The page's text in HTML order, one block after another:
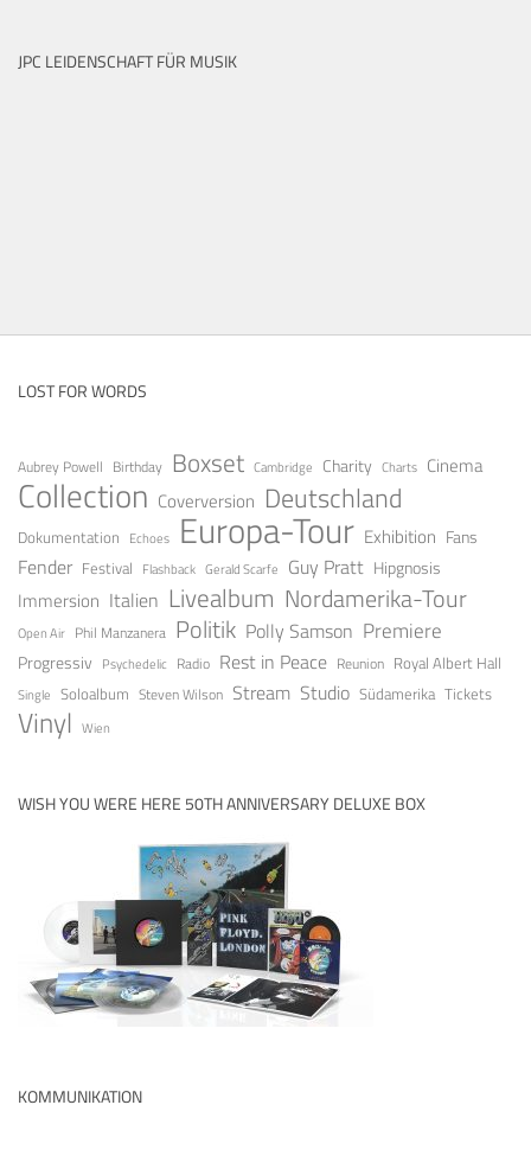
JPC LEIDENSCHAFT FÜR MUSIK
LOST FOR WORDS
Aubrey Powell Birthday Boxset Cambridge Charity Charts Cinema
Collection Coverversion Deutschland
Dokumentation Echoes Europa-Tour Exhibition Fans
Fender Festival Flashback Gerald Scarfe Guy Pratt Hipgnosis
Immersion Italien Livealbum Nordamerika-Tour
Open Air Phil Manzanera Politik Polly Samson Premiere
Progressiv Psychedelic Radio Rest in Peace Reunion Royal Albert Hall
Single Soloalbum Steven Wilson Stream Studio Südamerika Tickets
Vinyl Wien
WISH YOU WERE HERE 50TH ANNIVERSARY DELUXE BOX
KOMMUNIKATION